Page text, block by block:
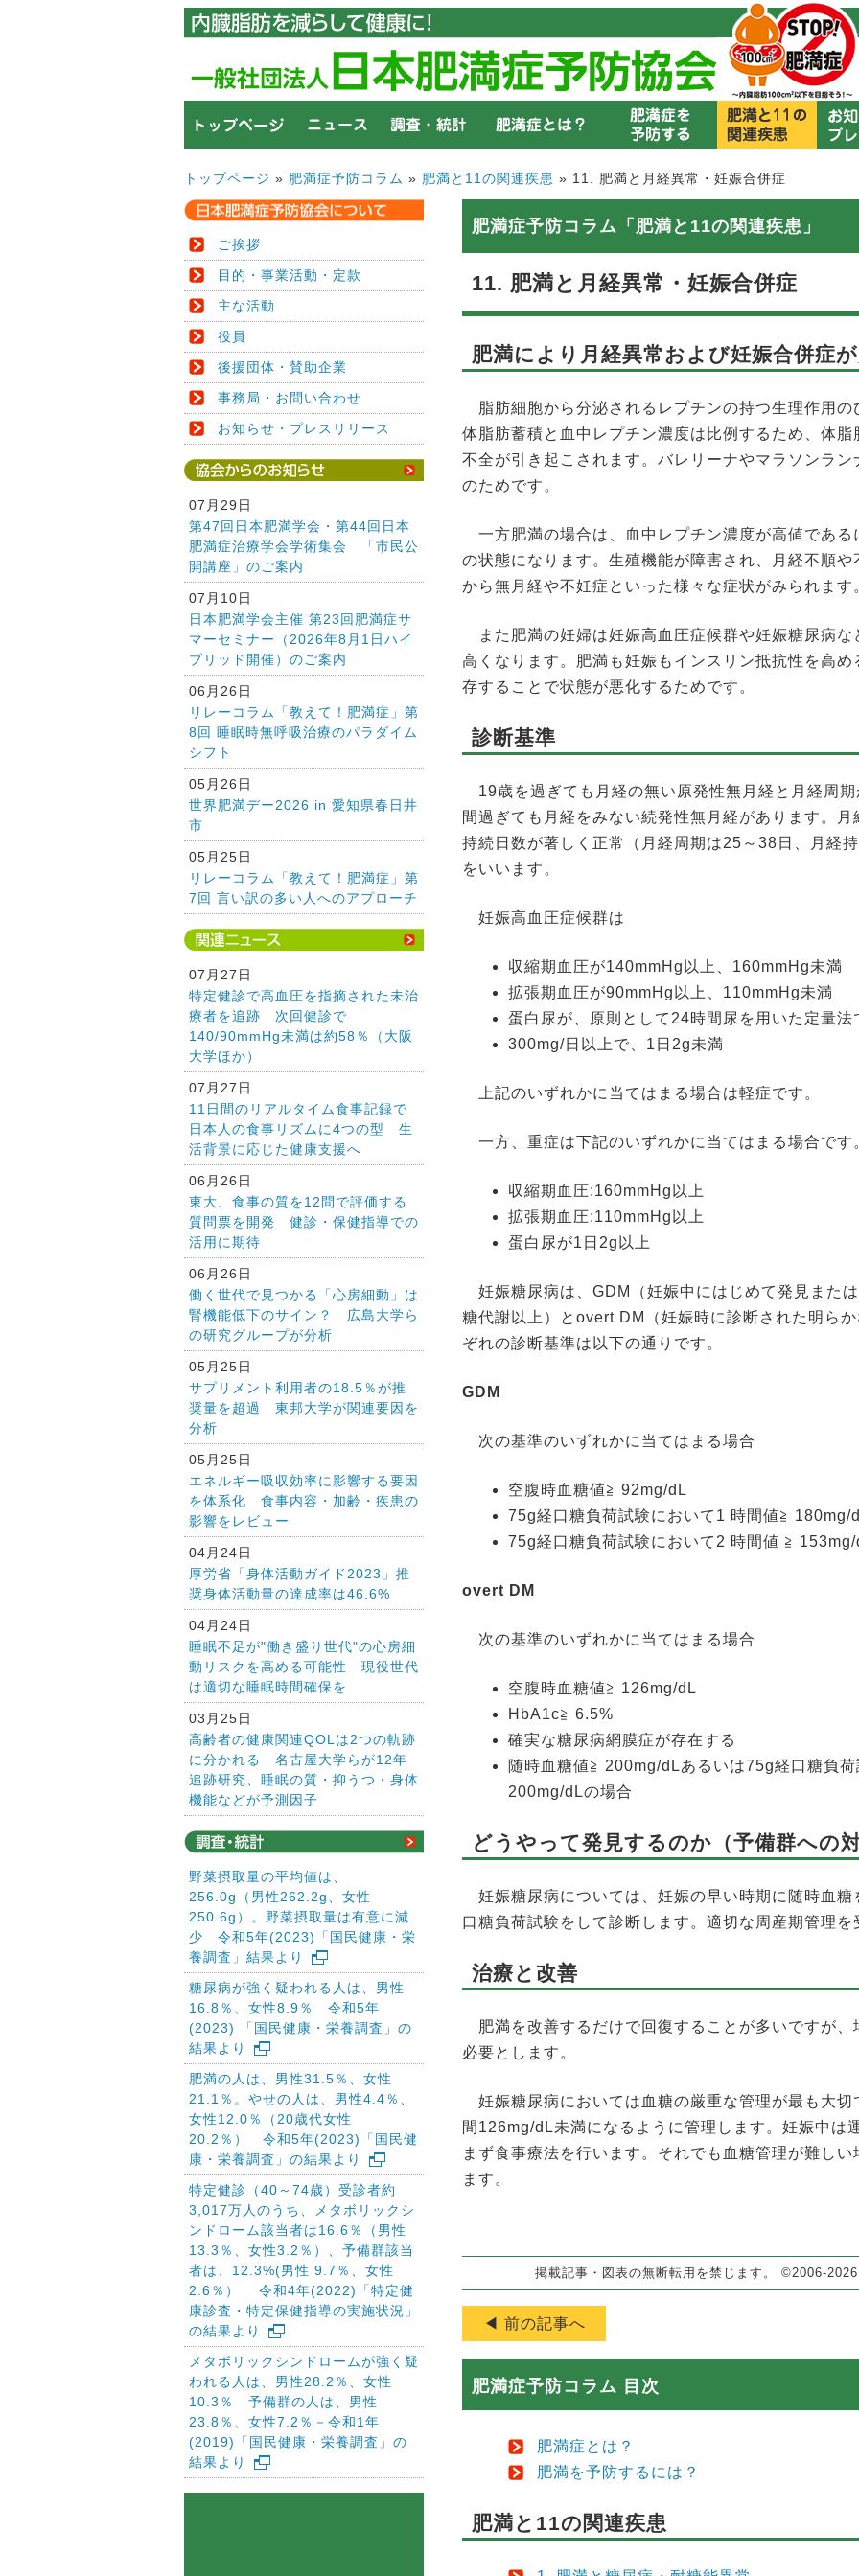
トップページ » 肥満症予防コラム » 肥満と11の関連疾患 » 11. 肥満と月経異常・妊娠合併症
肥満症予防コラム「肥満と11の関連疾患」
11. 肥満と月経異常・妊娠合併症
肥満により月経異常および妊娠合併症
脂肪細胞から分泌されるレプチンの持つ生理作用の
体脂肪蓄積と血中レプチン濃度は比例するため、体
不全が引き起こされます。バレリーナやマラソンラン
のためです。
一方肥満の場合は、血中レプチン濃度が高値である
の状態になります。生殖機能が障害され、月経不順
から無月経や不妊症といった様々な症状がみられます
また肥満の妊婦は妊娠高血圧症候群や妊娠糖尿病な
高くなります。肥満も妊娠もインスリン抵抗性を高
存することで状態が悪化するためです。
診断基準
19歳を過ぎても月経の無い原発性無月経と月経周期
間過ぎても月経をみない続発性無月経があります。
持続日数が著しく正常（月経周期は25～38日、月経
をいいます。
妊娠高血圧症候群は
収縮期血圧が140mmHg以上、160mmHg未満
拡張期血圧が90mmHg以上、110mmHg未満
蛋白尿が、原則として24時間尿を用いた定量法
300mg/日以上で、1日2g未満
上記のいずれかに当てはまる場合は軽症です。
一方、重症は下記のいずれかに当てはまる場合です
収縮期血圧:160mmHg以上
拡張期血圧:110mmHg以上
蛋白尿が1日2g以上
妊娠糖尿病は、GDM（妊娠中にはじめて発見また
糖代謝以上）とovert DM（妊娠時に診断された明ら
ぞれの診断基準は以下の通りです。
GDM
次の基準のいずれかに当てはまる場合
空腹時血糖値≧ 92mg/dL
75g経口糖負荷試験において1 時間値≧ 180mg/
75g経口糖負荷試験において2 時間値 ≧ 153mg/
overt DM
次の基準のいずれかに当てはまる場合
空腹時血糖値≧ 126mg/dL
HbA1c≧ 6.5%
確実な糖尿病網膜症が存在する
随時血糖値≧ 200mg/dLあるいは75g経口糖負
200mg/dLの場合
どうやって発見するのか（予備群への対
妊娠糖尿病については、妊娠の早い時期に随時血糖
口糖負荷試験をして診断します。適切な周産期管理を
治療と改善
肥満を改善するだけで回復することが多いですが、
必要とします。
妊娠糖尿病においては血糖の厳重な管理が最も大
間126mg/dL未満になるように管理します。妊娠中は
まず食事療法を行います。それでも血糖管理が難し
ます。
掲載記事・図表の無断転用を禁じます。 ©2006-2026
◀ 前の記事へ
肥満症予防コラム 目次
肥満症とは？
肥満を予防するには？
肥満と11の関連疾患
ご挨拶
目的・事業活動・定款
主な活動
役員
後援団体・賛助企業
事務局・お問い合わせ
お知らせ・プレスリリース
07月29日
第47回日本肥満学会・第44回日本
肥満症治療学会学術集会 「市民公
開講座」のご案内
07月10日
日本肥満学会主催 第23回肥満症サ
マーセミナー（2026年8月1日ハイ
ブリッド開催）のご案内
06月26日
リレーコラム「教えて！肥満症」第
8回 睡眠時無呼吸治療のパラダイム
シフト
05月26日
世界肥満デー2026 in 愛知県春日井
市
05月25日
リレーコラム「教えて！肥満症」第
7回 言い訳の多い人へのアプローチ
07月27日
特定健診で高血圧を指摘された未治
療者を追跡 次回健診で
140/90mmHg未満は約58％（大阪
大学ほか）
07月27日
11日間のリアルタイム食事記録で
日本人の食事リズムに4つの型 生
活背景に応じた健康支援へ
06月26日
東大、食事の質を12問で評価する
質問票を開発 健診・保健指導での
活用に期待
06月26日
働く世代で見つかる「心房細動」は
腎機能低下のサイン？ 広島大学ら
の研究グループが分析
05月25日
サプリメント利用者の18.5％が推
奨量を超過 東邦大学が関連要因を
分析
05月25日
エネルギー吸収効率に影響する要因
を体系化 食事内容・加齢・疾患の
影響をレビュー
04月24日
厚労省「身体活動ガイド2023」推
奨身体活動量の達成率は46.6%
04月24日
睡眠不足が"働き盛り世代"の心房細
動リスクを高める可能性 現役世代
は適切な睡眠時間確保を
03月25日
高齢者の健康関連QOLは2つの軌跡
に分かれる 名古屋大学らが12年
追跡研究、睡眠の質・抑うつ・身体
機能などが予測因子
野菜摂取量の平均値は、
256.0g（男性262.2g、女性
250.6g）。野菜摂取量は有意に減
少 令和5年(2023)「国民健康・栄
養調査」結果より
糖尿病が強く疑われる人は、男性
16.8％、女性8.9％ 令和5年
(2023) 「国民健康・栄養調査」の
結果より
肥満の人は、男性31.5％、女性
21.1％。やせの人は、男性4.4％、
女性12.0％（20歳代女性
20.2％） 令和5年(2023)「国民健
康・栄養調査」の結果より
特定健診（40～74歳）受診者約
3,017万人のうち、メタボリックシ
ンドローム該当者は16.6％（男性
13.3％、女性3.2％）、予備群該当
者は、12.3%(男性 9.7％、女性
2.6％） 令和4年(2022)「特定健
康診査・特定保健指導の実施状況」
の結果より
メタボリックシンドロームが強く疑
われる人は、男性28.2％、女性
10.3％ 予備群の人は、男性
23.8％、女性7.2％－令和1年
(2019)「国民健康・栄養調査」の
結果より